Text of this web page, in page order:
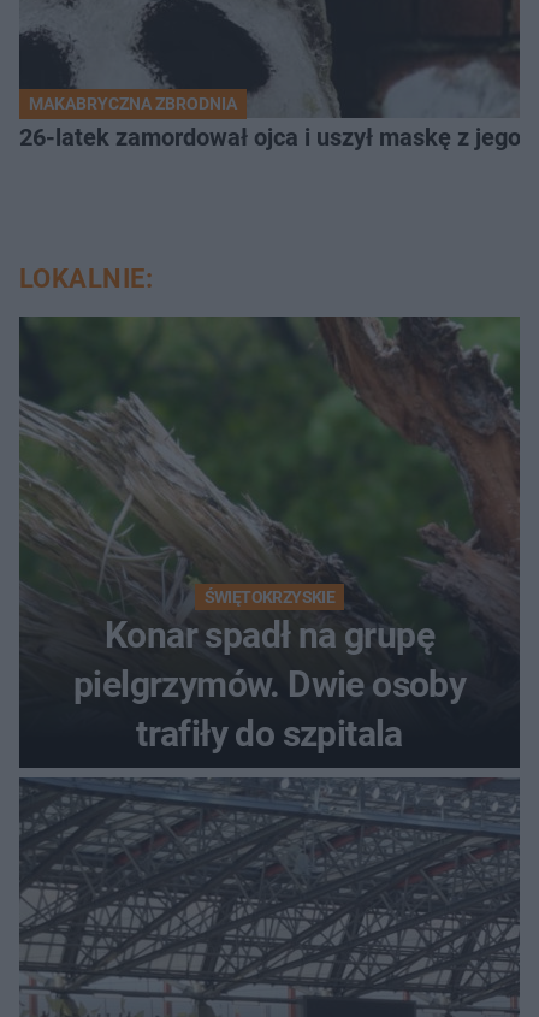
MAKABRYCZNA ZBRODNIA
26-latek zamordował ojca i uszył maskę z
LOKALNIE:
ŚWIĘTOKRZYSKIE
Konar spadł na grupę
pielgrzymów. Dwie osoby
trafiły do szpitala